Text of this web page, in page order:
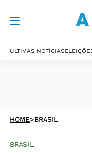
ÚLTIMAS NOTÍCIAS
HOME>BRASIL
BRASIL